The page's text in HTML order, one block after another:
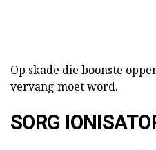
Op skade die boonste
vervang moet word.
SORG